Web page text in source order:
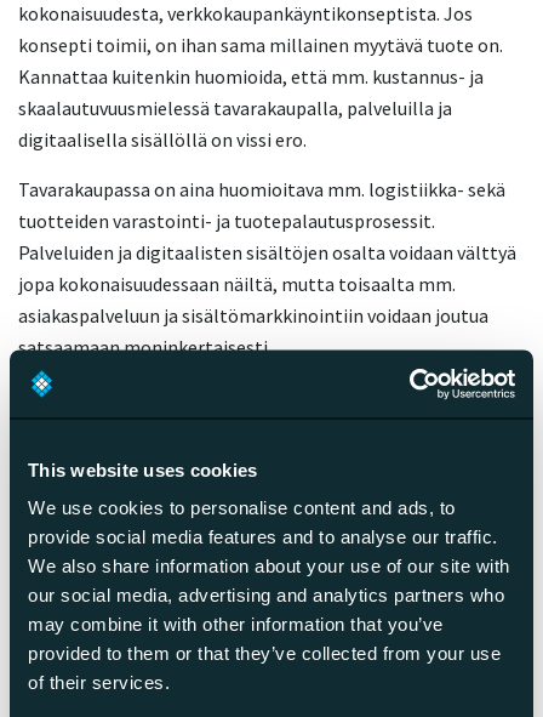
This website uses cookies
We use cookies to personalise content and ads, to
provide social media features and to analyse our traffic.
We also share information about your use of our site with
our social media, advertising and analytics partners who
may combine it with other information that you’ve
provided to them or that they’ve collected from your use
of their services.
kokonaisuudesta, verkkokaupankäyntikonseptista. Jos
konsepti toimii, on ihan sama millainen myytävä tuote on.
Kannattaa kuitenkin huomioida, että mm. kustannus- ja
skaalautuvuusmielessä tavarakaupalla, palveluilla ja
digitaalisella sisällöllä on vissi ero.
Tavarakaupassa on aina huomioitava mm. logistiikka- sekä
tuotteiden varastointi- ja tuotepalautusprosessit.
Palveluiden ja digitaalisten sisältöjen osalta voidaan välttyä
jopa kokonaisuudessaan näiltä, mutta toisaalta mm.
asiakaspalveluun ja sisältömarkkinointiin voidaan joutua
satsaamaan moninkertaisesti.
Povaan, että palvelujen ja erityisesti digitaalisten sisältöjen
alkaa ilmaantua ja kohderyhmäksi saadaan tuotemuodot
kynnys ostaa digitaalisia sisältöjä). Pari esimerkkiä:
Yoogaia.com
jooga-tunnit virtuaalisesti
jaOneMindDogs.comagility-koulutukset suoraan mobiiliin.
Kaikkea mitä voidaan myydä verkossa, tullaan myymään
verkossa. Ne, jotka tekevät asiat oikein menestyvät